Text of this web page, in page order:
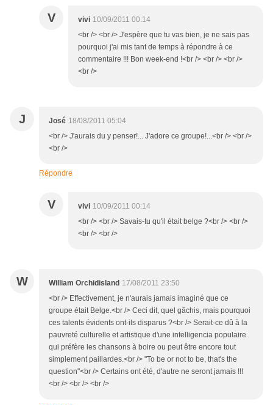
V vivi 10/09/2011 00:14
<br /> <br /> J'espère que tu vas bien, je ne sais pas
pourquoi j'ai mis tant de temps à répondre à ce
commentaire !!! Bon week-end !<br /> <br /> <br />
<br />
J José 18/08/2011 05:04
<br /> J'aurais du y penser!... J'adore ce groupe!...<br /> <br />
<br />
Répondre
V vivi 10/09/2011 00:14
<br /> <br /> Savais-tu qu'il était belge ?<br /> <br />
<br /> <br />
W William Orchidisland 17/08/2011 23:50
<br /> Effectivement, je n'aurais jamais imaginé que ce
groupe était Belge.<br /> Ceci dit, quel gâchis, mais pourquoi
ces talents évidents ont-ils disparus ?<br /> Serait-ce dû à la
pauvreté culturelle et artistique d'une intelligencia populaire
qui préfère les chansons à boire ou peut être encore tout
simplement paillardes.<br /> "To be or not to be, that's the
question"<br /> Certains ont été, d'autre ne seront jamais !!!
<br /> <br /> <br />